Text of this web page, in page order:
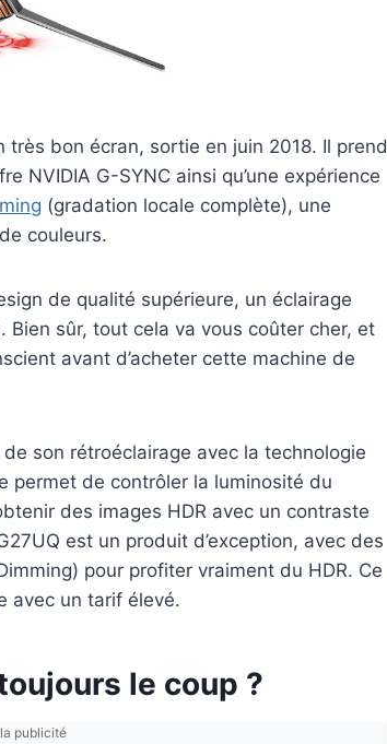
très bon écran, sortie en juin 2018. Il prend
NVIDIA G-SYNC ainsi qu’une expérience
(gradation locale complète), une
couleurs.
de qualité supérieure, un éclairage
sûr, tout cela va vous coûter cher, et
avant d’acheter cette machine de
son rétroéclairage avec la technologie
permet de contrôler la luminosité du
des images HDR avec un contraste
est un produit d’exception, avec des
pour profiter vraiment du HDR. Ce
avec un tarif élevé.
le coup ?
publicité